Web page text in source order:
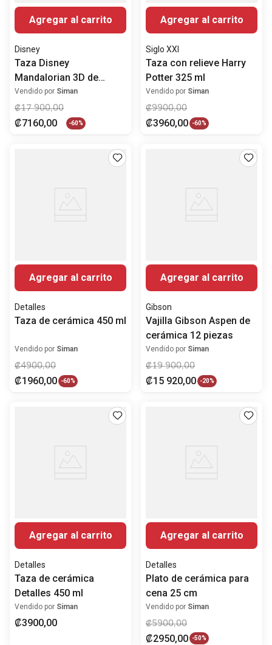
Agregar al carrito
Disney
Taza Disney
Mandalorian 3D de
cerámica 591ml
Vendido por Siman
₡17 900,00
₡7160,00 -60%
Agregar al carrito
Siglo XXI
Taza con relieve Harry
Potter 325 ml
Vendido por Siman
₡9900,00
₡3960,00 -60%
Agregar al carrito
Detalles
Taza de cerámica 450 ml
Vendido por Siman
₡4900,00
₡1960,00 -60%
Agregar al carrito
Gibson
Vajilla Gibson Aspen de
cerámica 12 piezas
Vendido por Siman
₡19 900,00
₡15 920,00 -20%
Agregar al carrito
Detalles
Taza de cerámica
Detalles 450 ml
Vendido por Siman
₡3900,00
Agregar al carrito
Detalles
Plato de cerámica para
cena 25 cm
Vendido por Siman
₡5900,00
₡2950,00 -50%